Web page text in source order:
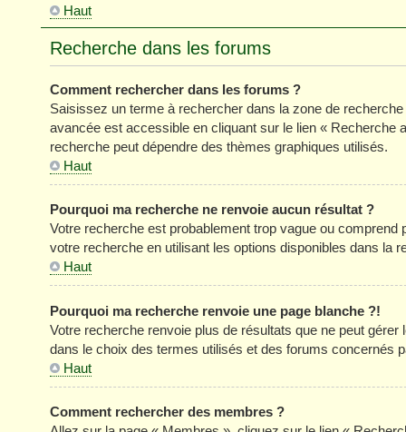
Haut
Recherche dans les forums
Comment rechercher dans les forums ?
Saisissez un terme à rechercher dans la zone de
avancée est accessible en cliquant sur le lien « Recherche
recherche peut dépendre des thèmes graphiques utilisés.
Haut
Pourquoi ma recherche ne renvoie aucun résultat ?
Votre recherche est probablement trop vague ou
votre recherche en utilisant les options disponibles dans la
Haut
Pourquoi ma recherche renvoie une page blanche ?!
Votre recherche renvoie plus de résultats que ne peut
dans le choix des termes utilisés et des forums concernés
Haut
Comment rechercher des membres ?